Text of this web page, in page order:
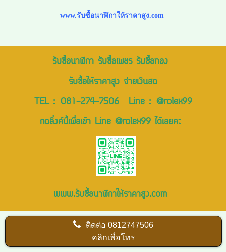
www.รับซื้อนาฬิกาให้ราคาสูง.com
รับซื้อนาฬิกา รับซื้อเพชร รับซื้อทอง
รับซื้อให้ราคาสูง จ่ายเงินสด
TEL : 081-274-7506Line : @rolex99
กดลิ่งค์นี้เพื่อเข้า Line @rolex99 ได้เลยคะ
www.รับซื้อนาฬิกาให้ราคาสูง.com
ติดต่อ0812747506
คลิกเพื่อโทร